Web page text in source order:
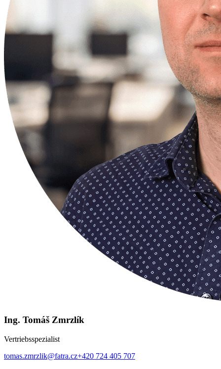
Ing. Tomáš Zmrzlík
Vertriebsspezialist
tomas.zmrzlik@fatra.cz+420 724 405 707